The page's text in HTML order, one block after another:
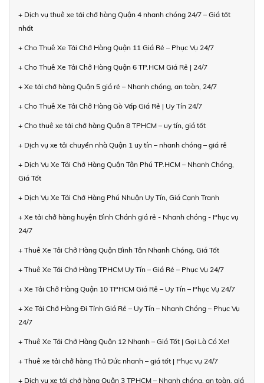
+ Dịch vụ thuê xe tải chở hàng Quận 4 nhanh chóng 24/7 – Giá tốt
nhất
+ Cho Thuê Xe Tải Chở Hàng Quận 11 Giá Rẻ – Phục Vụ 24/7
+ Cho Thuê Xe Tải Chở Hàng Quận 6 TP.HCM Giá Rẻ | 24/7
+ Xe tải chở hàng Quận 5 giá rẻ – Nhanh chóng, an toàn, 24/7
+ Cho Thuê Xe Tải Chở Hàng Gò Vấp Giá Rẻ | Uy Tín 24/7
+ Cho thuê xe tải chở hàng Quận 8 TPHCM – uy tín, giá tốt
+ Dịch vụ xe tải chuyển nhà Quận 1 uy tín – nhanh chóng – giá rẻ
+ Dịch Vụ Xe Tải Chở Hàng Quận Tân Phú TP.HCM – Nhanh Chóng,
Giá Tốt
+ Dịch Vụ Xe Tải Chở Hàng Phú Nhuận Uy Tín, Giá Cạnh Tranh
+ Xe tải chở hàng huyện Bình Chánh giá rẻ - Nhanh chóng - Phục vụ
24/7
+ Thuê Xe Tải Chở Hàng Quận Bình Tân Nhanh Chóng, Giá Tốt
+ Thuê Xe Tải Chở Hàng TPHCM Uy Tín – Giá Rẻ – Phục Vụ 24/7
+ Xe Tải Chở Hàng Quận 10 TPHCM Giá Rẻ – Uy Tín – Phục Vụ 24/7
+ Xe Tải Chở Hàng Đi Tỉnh Giá Rẻ – Uy Tín – Nhanh Chóng – Phục Vụ
24/7
+ Thuê Xe Tải Chở Hàng Quận 12 Nhanh – Giá Tốt | Gọi Là Có Xe!
+ Thuê xe tải chở hàng Thủ Đức nhanh – giá tốt | Phục vụ 24/7
+ Dịch vụ xe tải chở hàng Quận 3 TPHCM – Nhanh chóng, an toàn, giá